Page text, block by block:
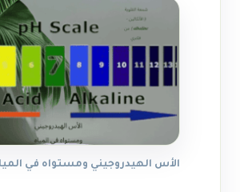
الأس الهيدروجيني ومستواه في